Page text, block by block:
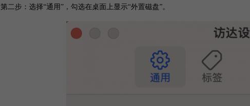
第二步：选择“通用”，勾选在桌面上显示“外置磁盘”。